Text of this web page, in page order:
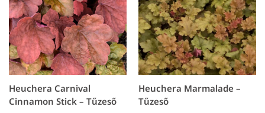
Heuchera Carnival
Cinnamon Stick – Tűzeső
Heuchera Marmalade –
Tűzeső